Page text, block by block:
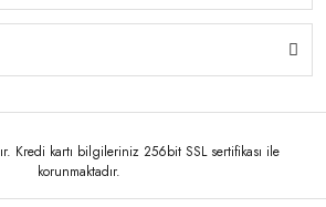
Kredi kartı bilgileriniz 256bit SSL sertifikası ile
korunmaktadır.